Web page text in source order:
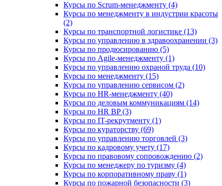
Курсы по Scrum-менеджменту (4)
Курсы по менеджменту в индустрии красоты
(2)
Курсы по транспортной логистике (13)
Курсы по управлению в здравоохранении (3)
Курсы по продюсированию (5)
Курсы по Agile-менеджменту (1)
Курсы по управлению охраной труда (10)
Курсы по менеджменту (15)
Курсы по управлению сервисом (2)
Курсы по HR-менеджменту (40)
Курсы по деловым коммуникациям (14)
Курсы по HR BP (3)
Курсы по IT-рекрутменту (1)
Курсы по кураторству (69)
Курсы по управлению торговлей (3)
Курсы по кадровому учету (17)
Курсы по правовому сопровождению (2)
Курсы по менеджеру по туризму (4)
Курсы по корпоративному праву (1)
Курсы по пожарной безопасности (3)